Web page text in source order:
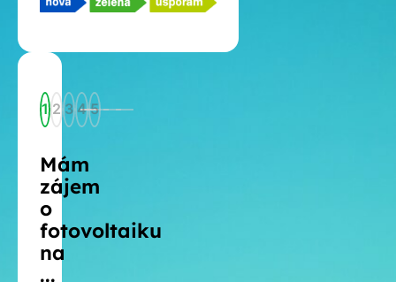
1 2 3 4 5
Mám
zájem
o
fotovoltaiku
na
...